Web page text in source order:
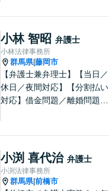
など一般民事から刑事事件、
顧問契約まで幅広い分野に対
応しております。
小林 智昭 弁護士
小林法律事務所
群馬県|藤岡市
【弁護士兼弁理士】【当日／
休日／夜間対応】【分割払い
対応】借金問題／離婚問題／
意匠登録など弁理士業務も、
幅広く対応。地域に根ざした
法律事務所／特許事務所を目
指しています。お気軽にご相
小渕 喜代治 弁護士
小渕法律事務所
群馬県|前橋市